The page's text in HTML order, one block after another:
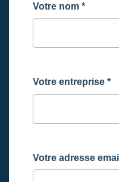
Votre nom *
Votre entreprise *
Votre adresse email